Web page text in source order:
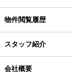
物件閲覧履歴
スタッフ紹介
会社概要